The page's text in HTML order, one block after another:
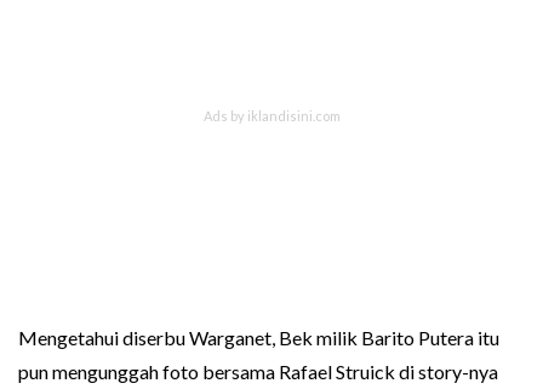
Mengetahui diserbu Warganet, Bek milik Barito Putera itu
pun mengunggah foto bersama Rafael Struick di story-nya